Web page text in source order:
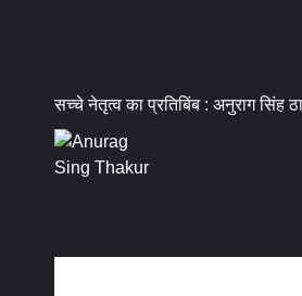
सच्चे नेतृत्व का प्रतिबिंब : अनुराग सिंह